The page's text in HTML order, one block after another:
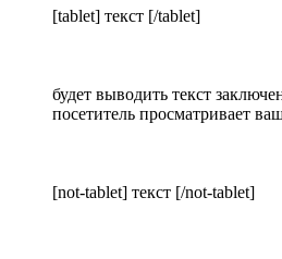
[tablet] текст [/tablet]
будет выводить текст
посетитель просматривает
[not-tablet] текст [/not-tablet]